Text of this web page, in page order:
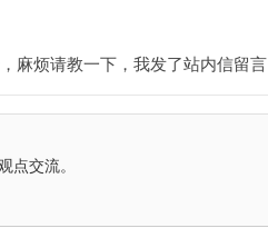
麻烦请教一下，我发了站内信留言
点交流。